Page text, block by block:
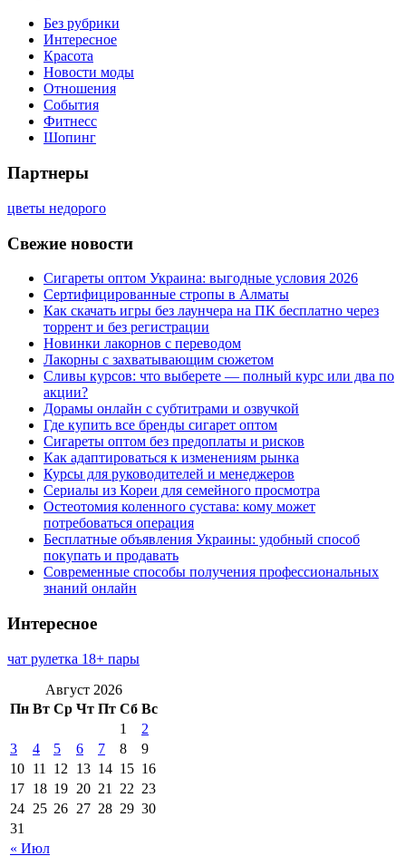
Без рубрики
Интересное
Красота
Новости моды
Отношения
События
Фитнесс
Шопинг
Партнеры
цветы недорого
Свежие новости
Сигареты оптом Украина: выгодные условия 2026
Сертифицированные стропы в Алматы
Как скачать игры без лаунчера на ПК бесплатно через
торрент и без регистрации
Новинки лакорнов с переводом
Лакорны с захватывающим сюжетом
Сливы курсов: что выберете — полный курс или два по
акции?
Дорамы онлайн с субтитрами и озвучкой
Где купить все бренды сигарет оптом
Сигареты оптом без предоплаты и рисков
Как адаптироваться к изменениям рынка
Курсы для руководителей и менеджеров
Сериалы из Кореи для семейного просмотра
Остеотомия коленного сустава: кому может
потребоваться операция
Бесплатные объявления Украины: удобный способ
покупать и продавать
Современные способы получения профессиональных
знаний онлайн
Интересное
чат рулетка 18+ пары
Август 2026
Пн Вт Ср Чт Пт Сб Вс
« Июл
1
2
3
4 5 6 7 8
9
10 11 12 13 14 15 16
17 18 19 20 21 22 23
24 25 26 27 28 29 30
31